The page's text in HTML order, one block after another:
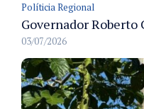
Políticia Regional
03/07/2026